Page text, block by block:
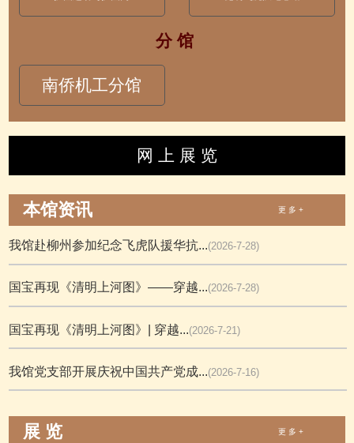
分 馆
南侨机工分馆
网 上 展 览
本馆资讯 更 多 +
我馆赴柳州参加纪念飞虎队援华抗...(2026-7-28)
国宝再现《清明上河图》——穿越...(2026-7-28)
国宝再现《清明上河图》| 穿越...(2026-7-21)
我馆党支部开展庆祝中国共产党成...(2026-7-16)
展 览 更 多 +